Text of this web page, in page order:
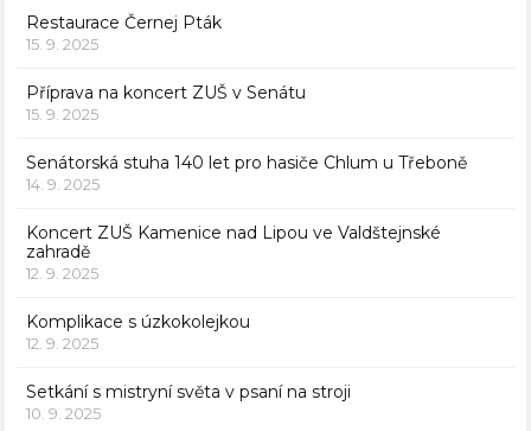
Restaurace Černej Pták
15. 9. 2025
Příprava na koncert ZUŠ v Senátu
15. 9. 2025
Senátorská stuha 140 let pro hasiče Chlum u Třeboně
14. 9. 2025
Koncert ZUŠ Kamenice nad Lipou ve Valdštejnské
zahradě
12. 9. 2025
Komplikace s úzkokolejkou
12. 9. 2025
Setkání s mistryní světa v psaní na stroji
10. 9. 2025